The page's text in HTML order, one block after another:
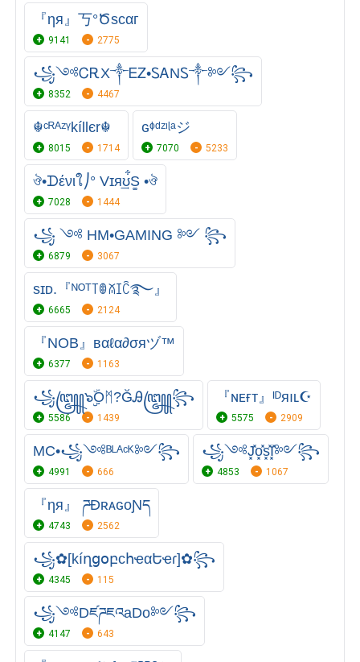
『ηя』丂°Ծscαг
9141 2775
꧁༺ᏟᎡX༒ᎬᏃ•ᏚᎪNᏚ༒༻꧂
8352 4467
☬ᶜᴿᴬᶻᵞkíllєr☬
8015 1714
ɢᶲᵈᶻᶦᶩᵃジ
7070 5233
ঔ•ᗪένιใ⎠° Vɪя͢ʊ͋S͚ •ঔ
7028 1444
꧁ ༺ HM•GAMING ༻ ꧂
6879 3067
sɪᴅ.『ᴺᴼᵀ꓄ꂦꊼꀤꉓ࿐⁩』
6665 2124
『NOB』вαℓα∂σяヅ™
6377 1163
꧁꧅๖ۣۣۜOᛗ?ĞᎯ꧅꧂
5586 1439
『ɴᴇғᴛ』ᴵᴰяıʟ☪
5575 2909
MC•꧁༺ᴮᴸᴬᶜᴷ༻꧂
4991 666
꧁༺J͓̽o͓̽s͓̽I͓̽༻꧂
4853 1067
『ηя』 ཌĐʀᴀɢᴏƝད
4743 2562
꧁✿[kíղցօբcհҽαԵҽɾ]✿꧂
4345 115
꧁༺DཛཌཇའaDo༻꧂
4147 643